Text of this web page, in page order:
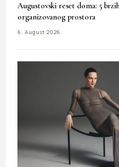
Augustovski reset doma: 5
organizovanog prostora
6. August 2026.